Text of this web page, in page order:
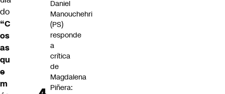
do
“C
os
as
qu
e
m
Daniel
Manouchehri
(PS)
responde
a
crítica
de
Magdalena
Piñera: